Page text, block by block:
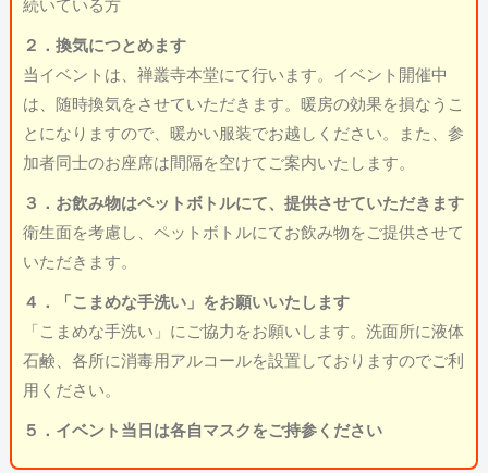
続いている方
２．換気につとめます
当イベントは、禅叢寺本堂にて行います。イベント開催中
は、随時換気をさせていただきます。暖房の効果を損なうこ
とになりますので、暖かい服装でお越しください。また、参
加者同士のお座席は間隔を空けてご案内いたします。
３．お飲み物はペットボトルにて、提供させていただきます
衛生面を考慮し、ペットボトルにてお飲み物をご提供させて
いただきます。
４．「こまめな手洗い」をお願いいたします
「こまめな手洗い」にご協力をお願いします。洗面所に液体
石鹸、各所に消毒用アルコールを設置しておりますのでご利
用ください。
５．イベント当日は各自マスクをご持参ください